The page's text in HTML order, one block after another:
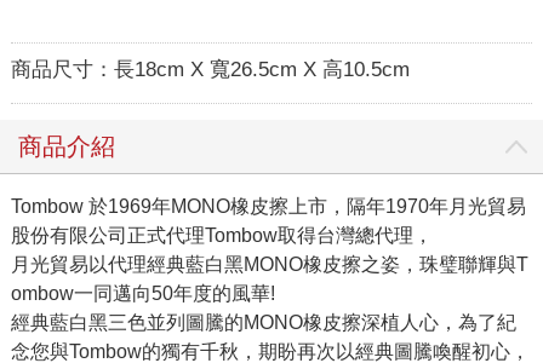
商品尺寸： 長18cm X 寬26.5cm X 高10.5cm
商品介紹
Tombow 於1969年MONO橡皮擦上市，隔年1970年月光貿易
股份有限公司正式代理Tombow取得台灣總代理，
月光貿易以代理經典藍白黑MONO橡皮擦之姿，珠璧聯輝與T
ombow一同邁向50年度的風華!
經典藍白黑三色並列圖騰的MONO橡皮擦深植人心，為了紀
念您與Tombow的獨有千秋，期盼再次以經典圖騰喚醒初心，